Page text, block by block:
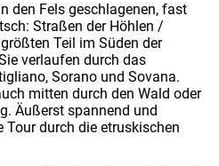
den Fels geschlagenen, fast
Straßen der Höhlen /
Teil im Süden der
verlaufen durch das
Sorano und Sovana.
mitten durch den Wald oder
Äußerst spannend und
durch die etruskischen